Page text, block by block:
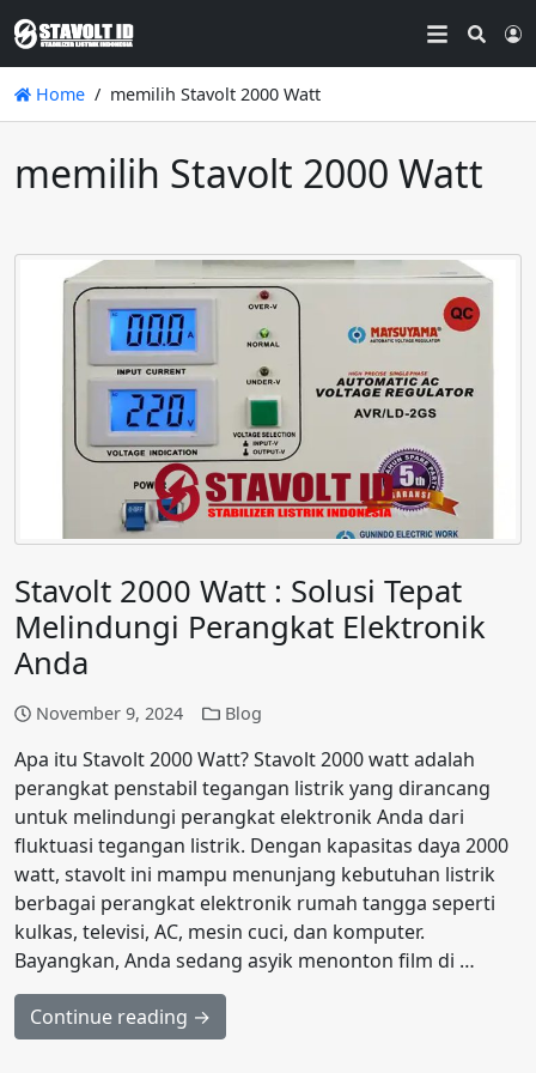
Home memilih Stavolt 2000 Watt
memilih Stavolt 2000 Watt
Stavolt 2000 Watt : Solusi Tepat
Melindungi Perangkat Elektronik
Anda
November 9, 2024 Blog
Apa itu Stavolt 2000 Watt? Stavolt 2000 watt adalah
perangkat penstabil tegangan listrik yang dirancang
untuk melindungi perangkat elektronik Anda dari
fluktuasi tegangan listrik. Dengan kapasitas daya 2000
watt, stavolt ini mampu menunjang kebutuhan listrik
berbagai perangkat elektronik rumah tangga seperti
kulkas, televisi, AC, mesin cuci, dan komputer.
Bayangkan, Anda sedang asyik menonton film di …
Continue reading →